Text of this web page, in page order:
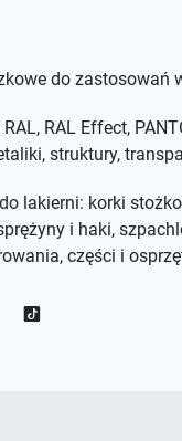
do zastosowań
RAL Effect,
struktury,
lakierni: korki
i haki,
części i